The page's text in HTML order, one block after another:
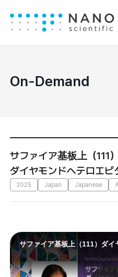
On-Demand
サファイア基板上（111）
ダイヤモンドヘテロエ
2025 Japan Japanese